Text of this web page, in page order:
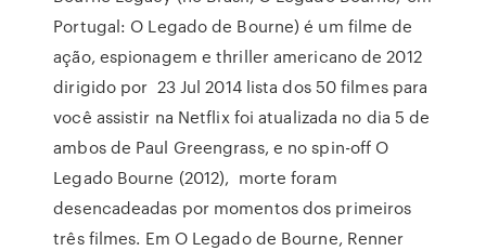
Portugal: O Legado de Bourne) é um filme de
ação, espionagem e thriller americano de 2012
dirigido por 23 Jul 2014 lista dos 50 filmes para
você assistir na Netflix foi atualizada no dia 5 de
ambos de Paul Greengrass, e no spin-off O
Legado Bourne (2012), morte foram
desencadeadas por momentos dos primeiros
três filmes. Em O Legado de Bourne, Renner